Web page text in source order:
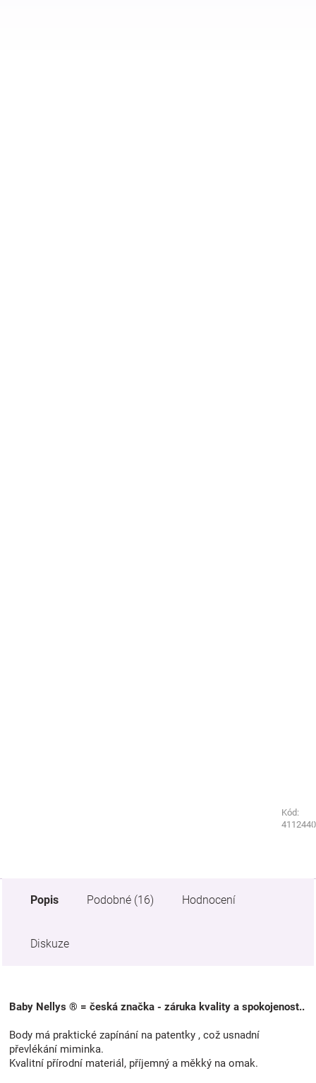
Kód:
Kód:
Popis Podobné (16) Hodnocení
Diskuze
Baby Nellys ® = česká značka - záruka kvality a spokojenost..
Body má praktické zapínání na patentky , což usnadní
převlékání miminka.
Kvalitní přírodní materiál, příjemný a měkký na omak.